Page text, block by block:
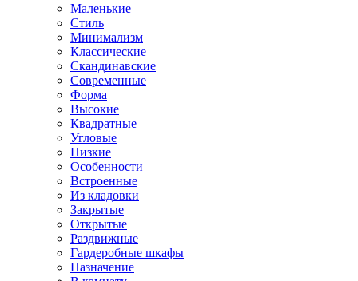
Маленькие
Стиль
Минимализм
Классические
Скандинавские
Современные
Форма
Высокие
Квадратные
Угловые
Низкие
Особенности
Встроенные
Из кладовки
Закрытые
Открытые
Раздвижные
Гардеробные шкафы
Назначение